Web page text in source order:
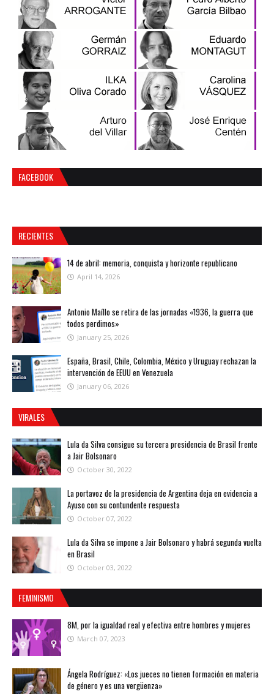
FACEBOOK
RECIENTES
14 de abril: memoria, conquista y horizonte republicano
April 14, 2026
Antonio Maíllo se retira de las jornadas «1936, la guerra que
todos perdimos»
January 25, 2026
España, Brasil, Chile, Colombia, México y Uruguay rechazan la
intervención de EEUU en Venezuela
January 06, 2026
VIRALES
Lula da Silva consigue su tercera presidencia de Brasil frente
a Jair Bolsonaro
October 30, 2022
La portavoz de la presidencia de Argentina deja en evidencia a
Ayuso con su contundente respuesta
October 07, 2022
Lula da Silva se impone a Jair Bolsonaro y habrá segunda vuelta
en Brasil
October 03, 2022
FEMINISMO
8M, por la igualdad real y efectiva entre hombres y mujeres
March 07, 2023
Ángela Rodríguez: «Los jueces no tienen formación en materia
de género y es una vergüenza»